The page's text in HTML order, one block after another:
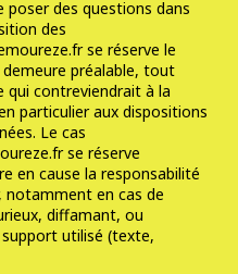
poser des questions dans
des
se réserve le
préalable, tout
qui contreviendrait à la
particulier aux dispositions
Le cas
se réserve
en cause la responsabilité
notamment en cas de
diffamant, ou
utilisé (texte,